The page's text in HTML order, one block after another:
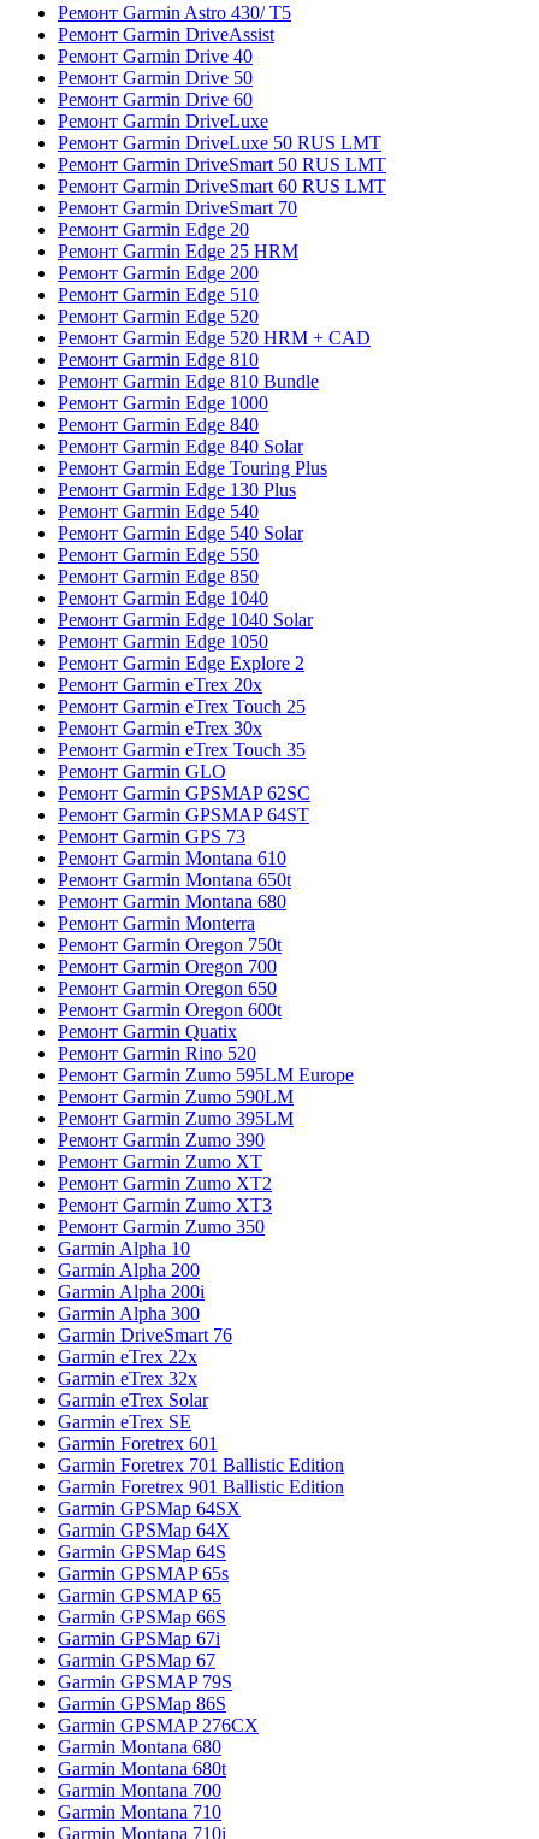
Ремонт Garmin Astro 430/ T5
Ремонт Garmin DriveAssist
Ремонт Garmin Drive 40
Ремонт Garmin Drive 50
Ремонт Garmin Drive 60
Ремонт Garmin DriveLuxe
Ремонт Garmin DriveLuxe 50 RUS LMT
Ремонт Garmin DriveSmart 50 RUS LMT
Ремонт Garmin DriveSmart 60 RUS LMT
Ремонт Garmin DriveSmart 70
Ремонт Garmin Edge 20
Ремонт Garmin Edge 25 HRM
Ремонт Garmin Edge 200
Ремонт Garmin Edge 510
Ремонт Garmin Edge 520
Ремонт Garmin Edge 520 HRM + CAD
Ремонт Garmin Edge 810
Ремонт Garmin Edge 810 Bundle
Ремонт Garmin Edge 1000
Ремонт Garmin Edge 840
Ремонт Garmin Edge 840 Solar
Ремонт Garmin Edge Touring Plus
Ремонт Garmin Edge 130 Plus
Ремонт Garmin Edge 540
Ремонт Garmin Edge 540 Solar
Ремонт Garmin Edge 550
Ремонт Garmin Edge 850
Ремонт Garmin Edge 1040
Ремонт Garmin Edge 1040 Solar
Ремонт Garmin Edge 1050
Ремонт Garmin Edge Explore 2
Ремонт Garmin eTrex 20x
Ремонт Garmin eTrex Touch 25
Ремонт Garmin eTrex 30x
Ремонт Garmin eTrex Touch 35
Ремонт Garmin GLO
Ремонт Garmin GPSMAP 62SC
Ремонт Garmin GPSMAP 64ST
Ремонт Garmin GPS 73
Ремонт Garmin Montana 610
Ремонт Garmin Montana 650t
Ремонт Garmin Montana 680
Ремонт Garmin Monterra
Ремонт Garmin Oregon 750t
Ремонт Garmin Oregon 700
Ремонт Garmin Oregon 650
Ремонт Garmin Oregon 600t
Ремонт Garmin Quatix
Ремонт Garmin Rino 520
Ремонт Garmin Zumo 595LM Europe
Ремонт Garmin Zumo 590LM
Ремонт Garmin Zumo 395LM
Ремонт Garmin Zumo 390
Ремонт Garmin Zumo XT
Ремонт Garmin Zumo XT2
Ремонт Garmin Zumo XT3
Ремонт Garmin Zumo 350
Garmin Alpha 10
Garmin Alpha 200
Garmin Alpha 200i
Garmin Alpha 300
Garmin DriveSmart 76
Garmin eTrex 22x
Garmin eTrex 32x
Garmin eTrex Solar
Garmin eTrex SE
Garmin Foretrex 601
Garmin Foretrex 701 Ballistic Edition
Garmin Foretrex 901 Ballistic Edition
Garmin GPSMap 64SX
Garmin GPSMap 64X
Garmin GPSMap 64S
Garmin GPSMAP 65s
Garmin GPSMAP 65
Garmin GPSMap 66S
Garmin GPSMap 67i
Garmin GPSMap 67
Garmin GPSMAP 79S
Garmin GPSMap 86S
Garmin GPSMAP 276CX
Garmin Montana 680
Garmin Montana 680t
Garmin Montana 700
Garmin Montana 710
Garmin Montana 710i